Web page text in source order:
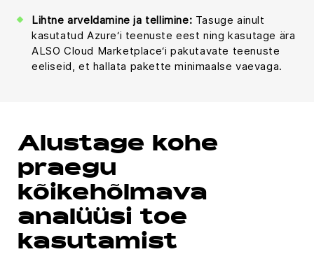
Lihtne arveldamine ja tellimine: Tasuge ainult
kasutatud Azure‘i teenuste eest ning kasutage ära
ALSO Cloud Marketplace‘i pakutavate teenuste
eeliseid, et hallata pakette minimaalse vaevaga.
Alustage kohe
praegu
kõikehõlmava
analüüsi toe
kasutamist